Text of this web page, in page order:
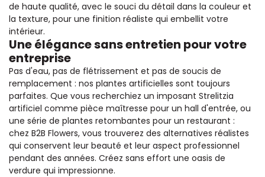
de haute qualité, avec le souci du détail dans la couleur et
la texture, pour une finition réaliste qui embellit votre
intérieur.
Une élégance sans entretien pour votre
entreprise
Pas d'eau, pas de flétrissement et pas de soucis de
remplacement : nos plantes artificielles sont toujours
parfaites. Que vous recherchiez un imposant Strelitzia
artificiel comme pièce maîtresse pour un hall d'entrée, ou
une série de plantes retombantes pour un restaurant :
chez B2B Flowers, vous trouverez des alternatives réalistes
qui conservent leur beauté et leur aspect professionnel
pendant des années. Créez sans effort une oasis de
verdure qui impressionne.